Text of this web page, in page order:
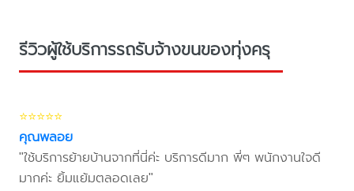
รีวิวผู้ใช้บริการรถรับจ้างขนของทุ่งครุ
⭐⭐⭐⭐⭐
คุณพลอย
"ใช้บริการย้ายบ้านจากที่นี่ค่ะ บริการดีมาก พี่ๆ พนักงานใจดี
มากค่ะ ยิ้มแย้มตลอดเลย"